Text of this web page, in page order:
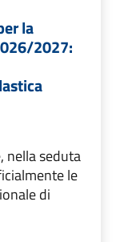
la
2027:
nella seduta
le
di